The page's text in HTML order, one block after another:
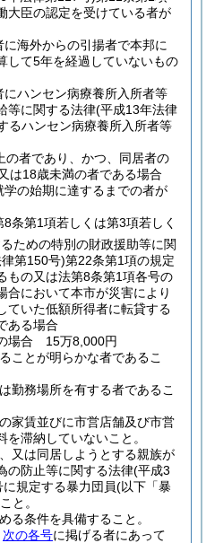
大臣の認定を受けている者が
に海外からの引揚者で本邦に
して5年を経過していないもの
にハンセン病療養所入所者等
等に関する法律(平成13年法律
るハンセン病療養所入所者等
の者であり、かつ、同居者の
は18歳未満の者である場合
学の始期に達するまでの者が
条第1項若しくは第3項若しく
ための特別の財政援助等に関
第150号)第22条第1項の規定
もの又は法第8条第1項各号の
合において本市が災害により
ていた低額所得者に転貸する
ある場合
場合 15万8,000円
ことが明らかな者であるこ
勤務場所を有する者であるこ
家賃並びに市営店舗及び市営
滞納していないこと。
又は同居しようとする親族が
の防止等に関する法律(平成3
規定する暴力団員(以下「暴
と。
る条件を具備すること。
次の各号に掲げる者にあって